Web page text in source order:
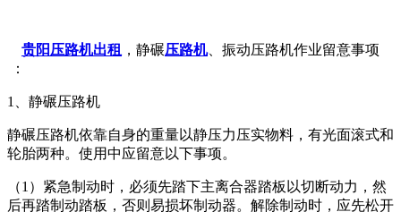
贵阳压路机出租 ，静碾压路机、振动压路机作业留意事项
：
1、静碾压路机
静碾压路机依靠自身的重量以静压力压实物料，有光面滚式和
轮胎两种。使用中应留意以下事项。
（1）紧急制动时，必须先踏下主离合器踏板以切断动力，然
后再踏制动踏板，否则易损坏制动器。解除制动时，应先松开